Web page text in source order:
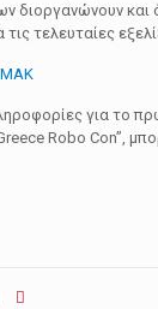
διοργανώνουν και
τις τελευταίες
για το
Robo Con”,